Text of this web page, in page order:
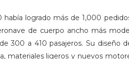
había logrado más de 1,000
de cuerpo ancho más
300 a 410 pasajeros. Su diseño
materiales ligeros y nuevos